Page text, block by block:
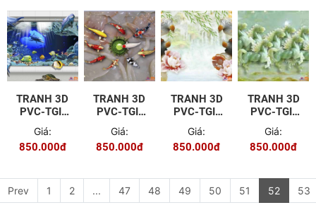
TRANH 3D
PVC-TGI-
YD-P177
Giá:
850.000đ
TRANH 3D
PVC-TGI-
YD-3
Giá:
850.000đ
TRANH 3D
PVC-TGI-
YD-77
Giá:
850.000đ
TRANH 3D
PVC-TGI-
YD-98
Giá:
850.000đ
Prev 1 2 ... 47 48 49 50 51 52 53